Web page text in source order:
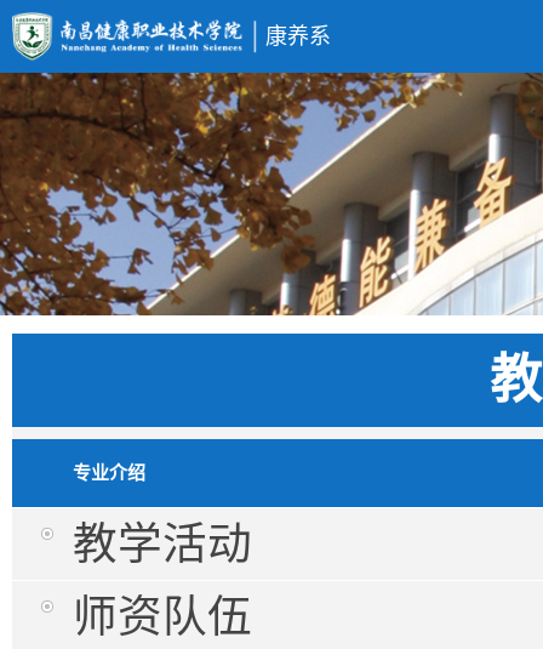
康养系
专业介绍
教学活动
师资队伍